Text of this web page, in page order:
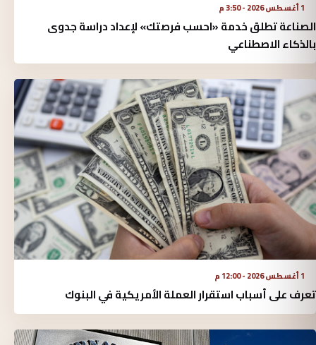
1 أغسطس 2026 - 3:50 م
الصناعة تطلق خدمة «احسب فرصتك» لإعداد دراسة جدوى
بالذكاء الاصطناعي
1 أغسطس 2026 - 12:00 م
تعرف على أسباب استقرار العملة الأمريكية في البنوك